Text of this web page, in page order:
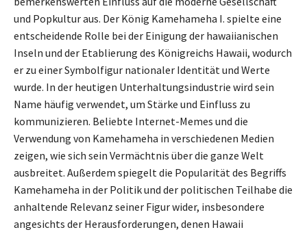
und Popkultur aus. Der König Kamehameha I. spielte eine
entscheidende Rolle bei der Einigung der hawaiianischen
Inseln und der Etablierung des Königreichs Hawaii, wodurch
er zu einer Symbolfigur nationaler Identität und Werte
wurde. In der heutigen Unterhaltungsindustrie wird sein
Name häufig verwendet, um Stärke und Einfluss zu
kommunizieren. Beliebte Internet-Memes und die
Verwendung von Kamehameha in verschiedenen Medien
zeigen, wie sich sein Vermächtnis über die ganze Welt
ausbreitet. Außerdem spiegelt die Popularität des Begriffs
Kamehameha in der Politik und der politischen Teilhabe die
anhaltende Relevanz seiner Figur wider, insbesondere
angesichts der Herausforderungen, denen Hawaii